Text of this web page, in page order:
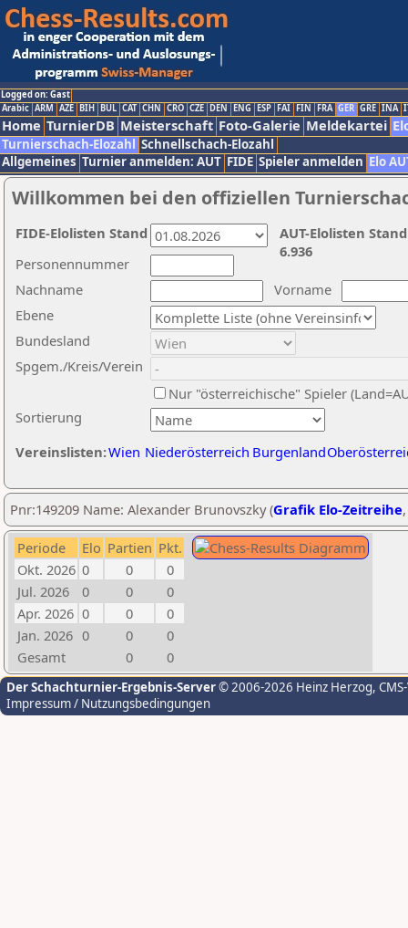
Logged on: Gast
Arabic ARM AZE BIH BUL CAT CHN CRO CZE DEN ENG ESP FAI FIN FRA GER GRE INA
Home TurnierDB Meisterschaft Foto-Galerie Meldekartei
Turnierschach-Elozahl Schnellschach-Elozahl
Allgemeines Turnier anmelden: AUT FIDE Spieler anmelden Elo
Willkommen bei den offiziellen
Nachname
Vorname
Ebene
Sortierung
Personennummer
Bundesland
Spgem./Kreis/Verein
Nur "österreichische" Spieler
Vereinslisten:Wien Niederösterreich Burgenland
AUT-Elolisten
6.936
FIDE-Elolisten Stand
Pnr:149209 Name: Alexander Brunovszky (Grafik Elo-Zeitreihe
Periode Elo Partien Pkt.
Okt. 2026 0 0
0
Jul. 2026
0 0
0
Apr. 2026 0 0
0
Jan. 2026 0 0
0
Gesamt
0 0
Der Schachturnier-Ergebnis-Server© 2006-2026 Heinz Herzog,
Impressum / Nutzungsbedingungen